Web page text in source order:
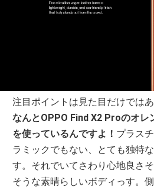
注目ポイントは見た目だけでは
なんとOPPO Find X2 Proのオレ
を使っているんですよ！ プラス
ラミックでもない、とても独特
す。それでいてさわり心地良さ
そうな素晴らしいボディっす。